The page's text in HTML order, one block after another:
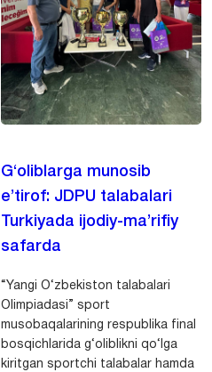
G‘oliblarga munosib
e’tirof: JDPU talabalari
Turkiyada ijodiy-ma’rifiy
safarda
“Yangi O‘zbekiston talabalari
Olimpiadasi” sport
musobaqalarining respublika final
bosqichlarida g‘oliblikni qo‘lga
kiritgan sportchi talabalar hamda